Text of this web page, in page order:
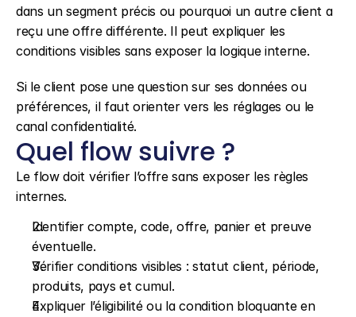
dans un segment précis ou pourquoi un autre client a
reçu une offre différente. Il peut expliquer les
conditions visibles sans exposer la logique interne.
Si le client pose une question sur ses données ou
préférences, il faut orienter vers les réglages ou le
canal confidentialité.
Quel flow suivre ?
Le flow doit vérifier l’offre sans exposer les règles
internes.
Identifier compte, code, offre, panier et preuve
éventuelle.
Vérifier conditions visibles : statut client, période,
produits, pays et cumul.
Expliquer l’éligibilité ou la condition bloquante en